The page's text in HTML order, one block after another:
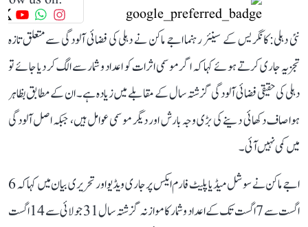
نئی دہلی: کانگریس کے سینئر رہنما اجے ماکن نے دہلی کی فضائی آلودگی سے متعلق تازہ
تجزیہ جاری کرتے ہوئے کہا کہ اگر موسمی اثرات کو اعداد و شمار سے الگ کر دیا جائے تو
دہلی کی حقیقی فضائی آلودگی گزشتہ سال کے مقابلے میں زیادہ ہے۔ ان کے مطابق بظاہر
ہوا صاف دکھائی دینے کی بڑی وجہ بارش اور دیگر موسمی عوامل ہیں، جبکہ اصل آلودگی
میں کمی نہیں آئی۔
اجے ماکن نے سوشل میڈیا پلیٹ فارم ایکس پر جاری ویڈیو اور تحریری بیان میں کہا کہ 6
اگست سے 7 اگست تک کے اعداد و شمار کا موازنہ گزشتہ سال 31 جولائی سے 14 اگست